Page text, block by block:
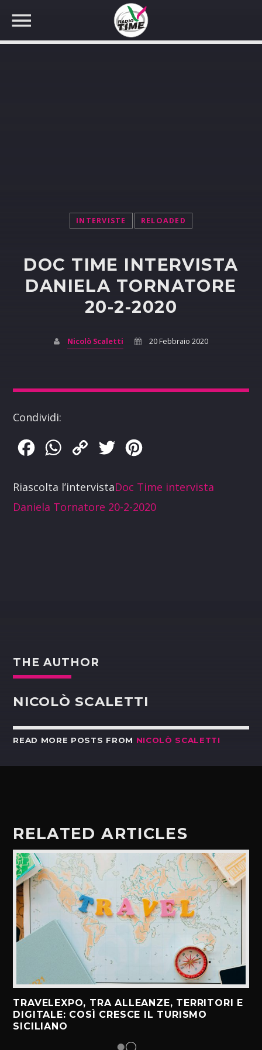
INTERVISTE RELOADED
DOC TIME INTERVISTA
DANIELA TORNATORE
20-2-2020
Nicolò Scaletti 20 Febbraio 2020
Condividi:
FacebookWhatsApp
Copy
Twitter
Riascolta l’intervistaDoc Time intervista
Daniela Tornatore 20-2-2020
THE AUTHOR
NICOLÒ SCALETTI
READ MORE POSTS FROM NICOLÒ SCALETTI
RELATED ARTICLES
TRAVELEXPO, TRA ALLEANZE, TERRITORI E
DIGITALE: COSÌ CRESCE IL TURISMO
SICILIANO